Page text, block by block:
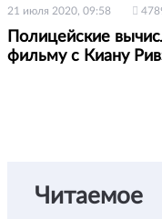
21 июля 2020, 09:58
Полицейские
фильму с Киану
Читаемое